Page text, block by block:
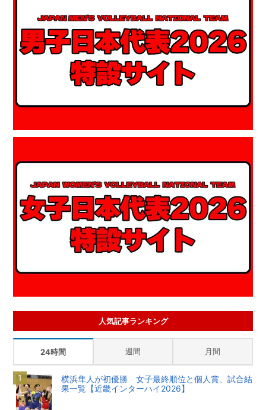
人気記事ランキング
24時間 週間 月間
横浜隼人が初優勝 女子最終順位と個人賞、試合結
果一覧【近畿インターハイ2026】